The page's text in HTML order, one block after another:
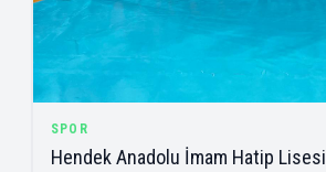
SPOR
Hendek Anadolu İmam Hatip Lisesi